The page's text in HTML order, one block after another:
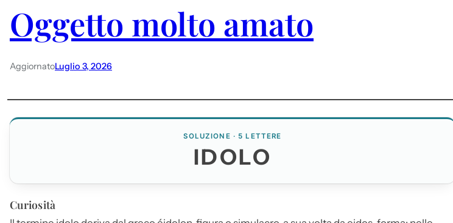
Oggetto molto amato
AggiornatoLuglio 3, 2026
SOLUZIONE · 5 LETTERE
IDOLO
Curiosità